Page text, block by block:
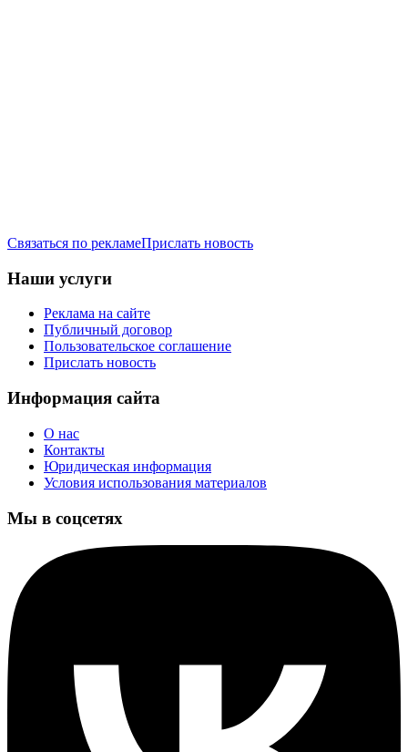
Связаться по рекламеПрислать новость
Наши услуги
Реклама на сайте
Публичный договор
Пользовательское соглашение
Прислать новость
Информация сайта
О нас
Контакты
Юридическая информация
Условия использования материалов
Мы в соцсетях